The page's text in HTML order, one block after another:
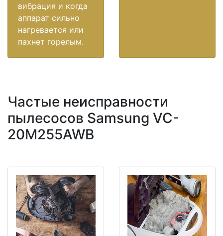
вибрация и когда
аппарат сильно
нагревается или
пахнет горелым.
Частые неисправности
пылесосов Samsung VC-
20M255AWB